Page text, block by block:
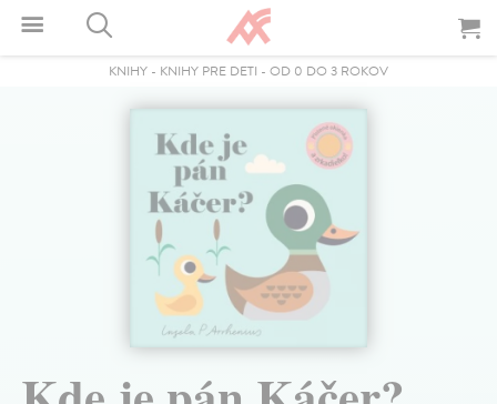
KNIHY - KNIHY PRE DETI - OD 0 DO 3 ROKOV